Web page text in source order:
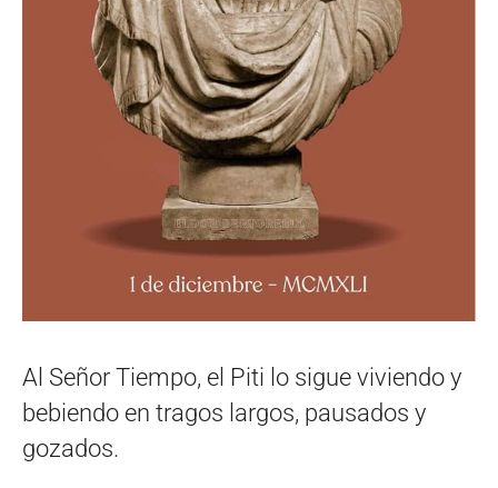
Al Señor Tiempo, el Piti lo sigue viviendo y
bebiendo en tragos largos, pausados y
gozados.